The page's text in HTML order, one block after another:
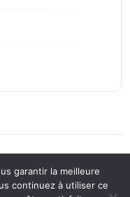
garantir la meilleure
continuez à utiliser ce